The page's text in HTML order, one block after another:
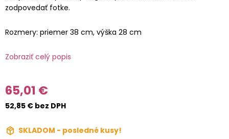
zodpovedať fotke.
Rozmery: priemer 38 cm, výška 28 cm
Zobraziť celý popis
65,01 €
52,85 € bez DPH
SKLADOM - posledné kusy!